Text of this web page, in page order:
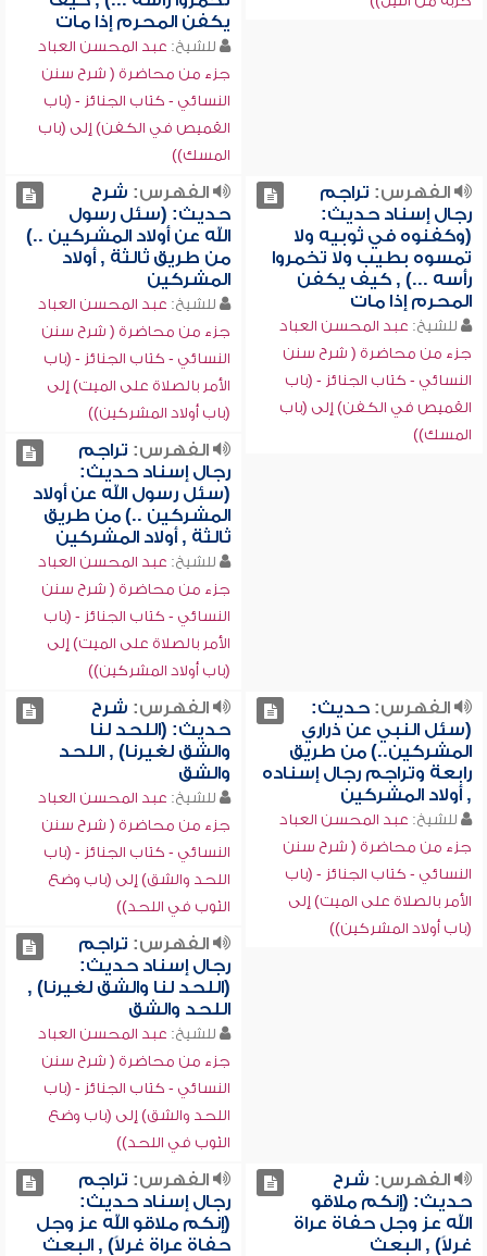
يكفن المحرم إذا مات
للشيخ: عبد المحسن العباد
جزء من محاضرة ( شرح سنن
النسائي - كتاب الجنائز - (باب
القميص في الكفن) إلى (باب
المسك))
الفهرس: تراجم
رجال إسناد حديث:
(وكفنوه في ثوبيه ولا
تمسوه بطيب ولا تخمروا
رأسه ...) , كيف يكفن
المحرم إذا مات
للشيخ: عبد المحسن العباد
جزء من محاضرة ( شرح سنن
النسائي - كتاب الجنائز - (باب
القميص في الكفن) إلى (باب
المسك))
الفهرس: شرح
حديث: (سئل رسول
الله عن أولاد المشركين ..)
من طريق ثالثة , أولاد
المشركين
للشيخ: عبد المحسن العباد
جزء من محاضرة ( شرح سنن
النسائي - كتاب الجنائز - (باب
الأمر بالصلاة على الميت) إلى
(باب أولاد المشركين))
الفهرس: تراجم
رجال إسناد حديث:
(سئل رسول الله عن أولاد
المشركين ..) من طريق
ثالثة , أولاد المشركين
للشيخ: عبد المحسن العباد
جزء من محاضرة ( شرح سنن
النسائي - كتاب الجنائز - (باب
الأمر بالصلاة على الميت) إلى
(باب أولاد المشركين))
الفهرس:حديث:
(سئل النبي عن ذراري
المشركين..) من طريق
رابعة وتراجم رجال إسناده
, أولاد المشركين
للشيخ: عبد المحسن العباد
جزء من محاضرة ( شرح سنن
النسائي - كتاب الجنائز - (باب
الأمر بالصلاة على الميت) إلى
(باب أولاد المشركين))
الفهرس: شرح
حديث: (اللحد لنا
والشق لغيرنا) , اللحد
والشق
للشيخ: عبد المحسن العباد
جزء من محاضرة ( شرح سنن
النسائي - كتاب الجنائز - (باب
اللحد والشق) إلى (باب وضع
الثوب في اللحد))
الفهرس: تراجم
رجال إسناد حديث:
(اللحد لنا والشق لغيرنا) ,
اللحد والشق
للشيخ: عبد المحسن العباد
جزء من محاضرة ( شرح سنن
النسائي - كتاب الجنائز - (باب
اللحد والشق) إلى (باب وضع
الثوب في اللحد))
الفهرس: شرح
حديث: (إنكم ملاقو
الله عز وجل حفاة عراة
غرلاً) , البعث
الفهرس: تراجم
رجال إسناد حديث:
(إنكم ملاقو الله عز وجل
حفاة عراة غرلاً) , البعث